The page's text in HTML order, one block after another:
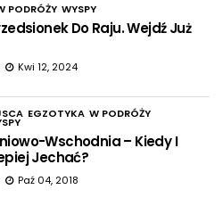
PODRÓŻY WYSPY
Do Raju. Wejdź Już
Kwi 12, 2024
EGZOTYKA W PODRÓŻY
Wschodnia – Kiedy I
Jechać?
Paź 04, 2018